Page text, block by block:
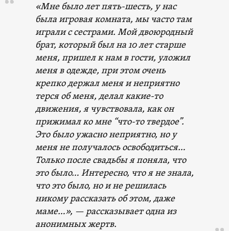
«Мне было лет пять-шесть, у нас
была игровая комната, мы часто там
играли с сестрами. Мой двоюродный
брат, который был на 10 лет старше
меня, пришел к нам в гости, уложил
меня в одежде, при этом очень
крепко держал меня и неприятно
терся об меня, делал какие-то
движения, я чувствовала, как он
прижимал ко мне “что-то твердое”.
Это было ужасно неприятно, но у
меня не получалось освободиться…
Только после свадьбы я поняла, что
это было… Интересно, что я не знала,
что это было, но и не решилась
никому рассказать об этом, даже
маме…», — рассказывает одна из
анонимных жертв.